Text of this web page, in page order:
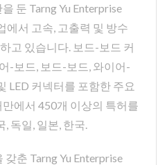
둔 Tarng Yu Enterprise
에서 고속, 고출력 및 방수
고 있습니다. 보드-보드 커
-보드, 보드-보드, 와이어-
LED 커넥터를 포함한 주요
에서 450개 이상의 특허를
독일, 일본, 한국.
춘 Tarng Yu Enterprise